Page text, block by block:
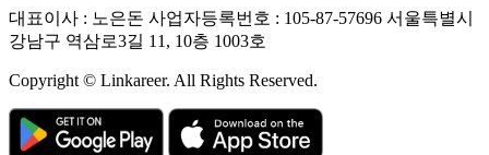
대표이사 : 노은돈 사업자등록번호 : 105-87-57696 서울특별시
강남구 역삼로3길 11, 10층 1003호
Copyright © Linkareer. All Rights Reserved.